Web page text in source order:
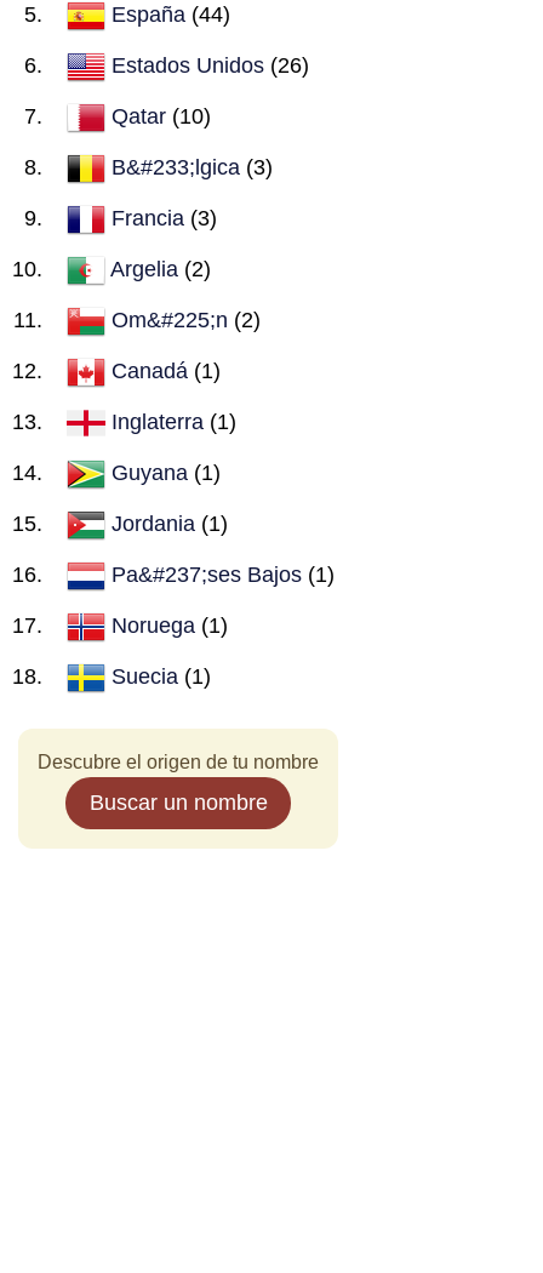
España (44)
Estados Unidos (26)
Qatar (10)
B&#233;lgica (3)
Francia (3)
Argelia (2)
Om&#225;n (2)
Canadá (1)
Inglaterra (1)
Guyana (1)
Jordania (1)
Pa&#237;ses Bajos (1)
Noruega (1)
Suecia (1)
Descubre el origen de tu nombre
Buscar un nombre